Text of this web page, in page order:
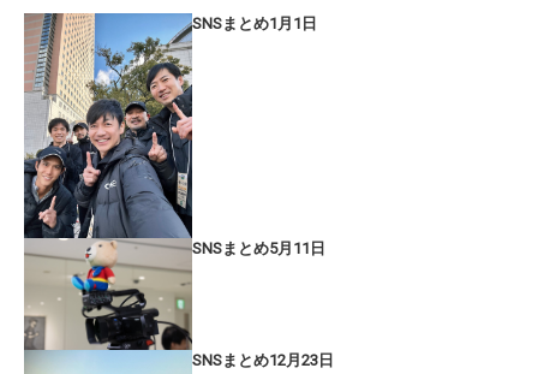
SNSまとめ1月1日
SNSまとめ5月11日
SNSまとめ12月23日